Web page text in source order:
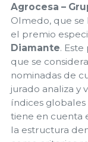
Agrocesa –
Olmedo, que se
el premio
Diamante.
que se
nominadas de
jurado analiza y
índices globales
tiene en cuenta
la estructura